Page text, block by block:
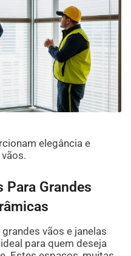
elegância e
Para Grandes
vãos e janelas
para quem deseja